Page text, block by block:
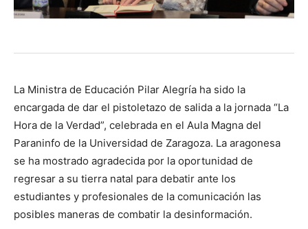
La Ministra de Educación Pilar Alegría ha sido la
encargada de dar el pistoletazo de salida a la jornada “La
Hora de la Verdad”, celebrada en el Aula Magna del
Paraninfo de la Universidad de Zaragoza. La aragonesa
se ha mostrado agradecida por la oportunidad de
regresar a su tierra natal para debatir ante los
estudiantes y profesionales de la comunicación las
posibles maneras de combatir la desinformación.